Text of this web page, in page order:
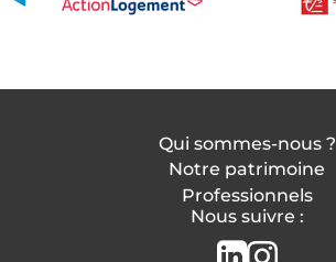
Qui sommes-nous ?
Notre patrimoine
Professionnels
Nous suivre :